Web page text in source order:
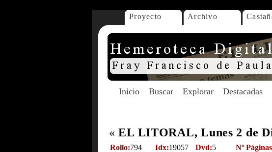
Proyecto Archivo
Inicio Buscar Explorar Destacadas
« EL LITORAL, Lunes 2 de
Rollo:794 Idx:19057 Dvd:5 Nº